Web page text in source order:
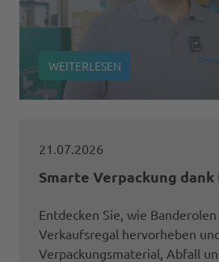
WEITERLESEN
21.07.2026
Smarte Verpackung
Entdecken Sie, wie
Verkaufsregal hervorheben
Verpackungsmaterial, Abfall